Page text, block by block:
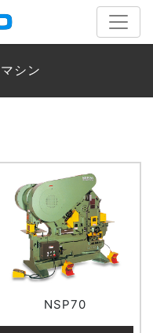
シン
NSP70